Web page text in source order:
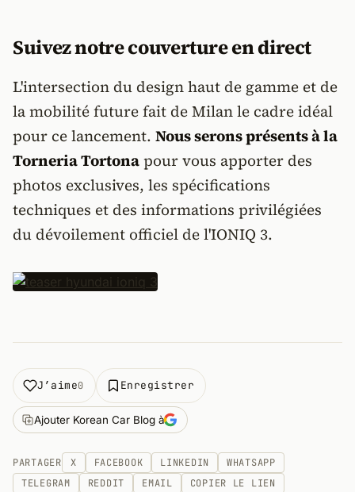
Suivez notre couverture en direct
L'intersection du design haut de gamme et de
la mobilité future fait de Milan le cadre idéal
pour ce lancement. Nous serons présents à la
Torneria Tortonapour vous apporter des
photos exclusives, les spécifications
techniques et des informations privilégiées
du dévoilement officiel de l'IONIQ 3.
J’aime0 Enregistrer
Ajouter Korean Car Blog à
PARTAGER X FACEBOOK LINKEDIN
WHATSAPP
TELEGRAM
REDDIT EMAIL COPIER LE LIEN